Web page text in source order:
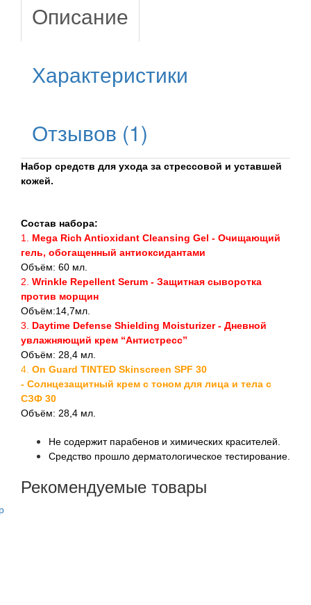
Описание
Характеристики
Отзывов (1)
Набор средств для ухода за стрессовой и уставшей
кожей.
Состав набора:
1.
Mega Rich Antioxidant Cleansing Gel - Очищающий
гель, обогащенный антиоксидантами
Объём: 60 мл.
2. Wrinkle Repellent Serum - Защитная сыворотка
против морщин
Объём:14,7мл.
3. Daytime Defense Shielding Moisturizer - Дневной
увлажняющий крем “Антистресс”
Объём: 28,4 мл.
4. On Guard TINTED Skinscreen SPF 30
- Солнцезащитный крем с тоном для лица и тела с
СЗФ 30
Объём: 28,4 мл.
Не содержит парабенов и химических красителей.
Средство прошло дерматологическое тестирование.
Рекомендуемые товары